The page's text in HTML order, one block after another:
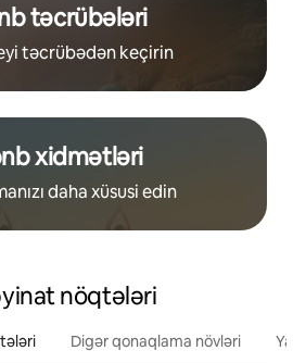
təcrübələri
təcrübədən keçirin
xidmətləri
daha xüsusi edin
nöqtələri
Digər qonaqlama növləri